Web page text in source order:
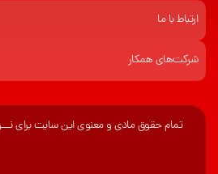
ارتباط با ما
شرکت‌های همکار
تمام حقوق مادی و معنوی این سایت برای